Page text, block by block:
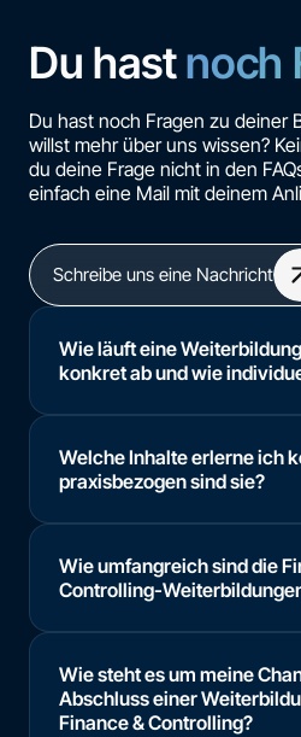
Du hastnoch
Du hast noch Fragen zu deiner
willst mehr über uns wissen?
du deine Frage nicht in den
einfach eine Mail mit deinem
Schreibe uns eine Nachricht
Wie läuft eine
konkret ab und wie
Welche Inhalte erlerne ich
praxisbezogen sind sie?
Wie umfangreich sind die
Controlling-
Wie steht es um meine
Abschluss einer
Finance & Controlling?